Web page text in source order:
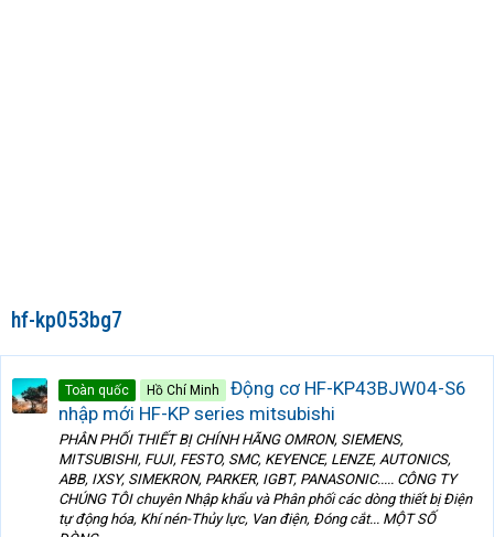
hf-kp053bg7
Toàn quốc Hồ Chí Minh
Động cơ HF-KP43BJW04-S6
nhập mới HF-KP series mitsubishi
PHÂN PHỐI THIẾT BỊ CHÍNH HÃNG OMRON, SIEMENS,
MITSUBISHI, FUJI, FESTO, SMC, KEYENCE, LENZE, AUTONICS,
ABB, IXSY, SIMEKRON, PARKER, IGBT, PANASONIC..... CÔNG TY
CHÚNG TÔI chuyên Nhập khẩu và Phân phối các dòng thiết bị Điện
tự động hóa, Khí nén-Thủy lực, Van điện, Đóng cắt... MỘT SỐ